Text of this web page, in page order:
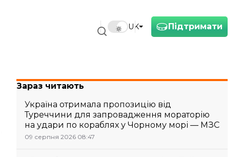
Підтримати
UK
Зараз читають
Україна отримала пропозицію від
Туреччини для запровадження мораторію
на удари по кораблях у Чорному морі — МЗС
09 серпня 2026 08:47